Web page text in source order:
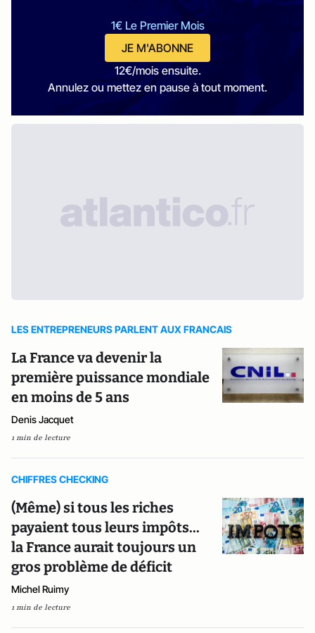
1€ Le Premier Mois
JE M'ABONNE
12€/mois ensuite.
Annulez ou mettez en pause à tout moment.
LES ENTREPRENEURS PARLENT AUX FRANCAIS
La France va devenir la
première puissance mondiale
en moins de 5 ans
Denis Jacquet
1 min de lecture
CHIFFRES CHECKING
(Même) si tous les riches
payaient tous leurs impôts...
la France aurait toujours un
gros problème de déficit
Michel Ruimy
1 min de lecture